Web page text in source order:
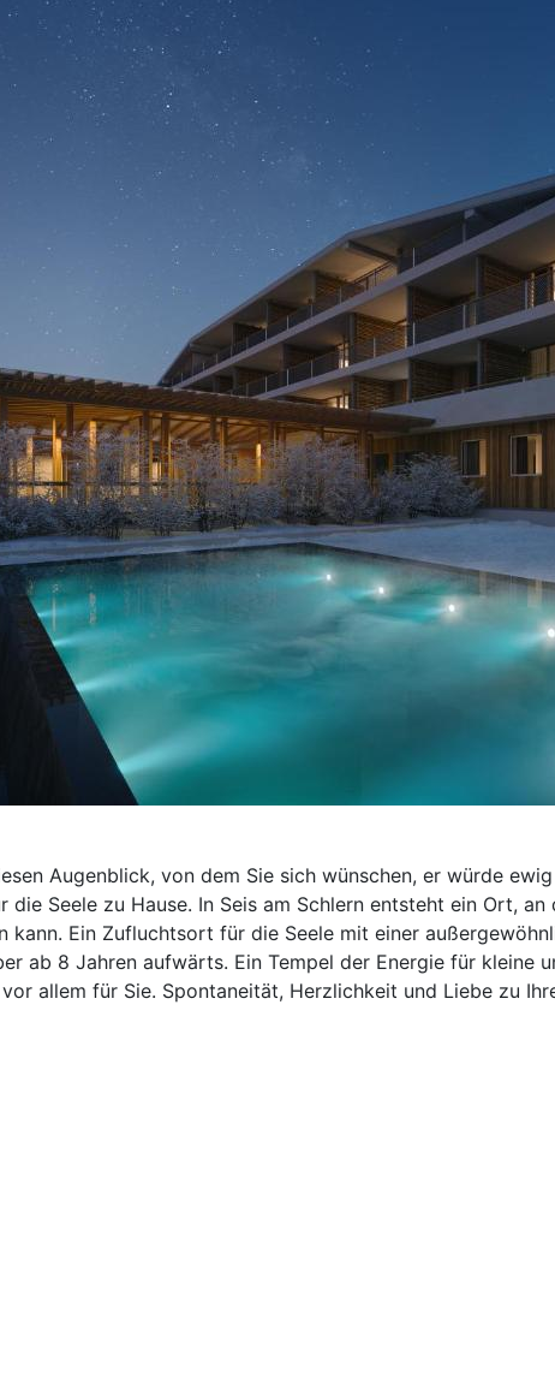
Augenblick, von dem Sie sich wünschen, er würde ewig
die Seele zu Hause. In Seis am Schlern entsteht ein Ort, an
kann. Ein Zufluchtsort für die Seele mit einer
ab 8 Jahren aufwärts. Ein Tempel der Energie für kleine
allem für Sie. Spontaneität, Herzlichkeit und Liebe zu